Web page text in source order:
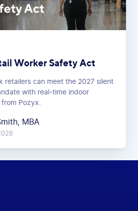
Worker Safety Act
retailers can meet the 2027 silent
with real-time indoor
Pozyx.
MBA